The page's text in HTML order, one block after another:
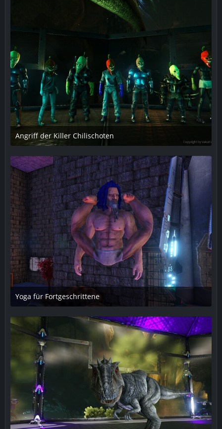
Angriff der Killer Chilischoten
23. September 2018 um 23:33
2
Yoga für Fortgeschrittene
5. Oktober 2018 um 19:08
1